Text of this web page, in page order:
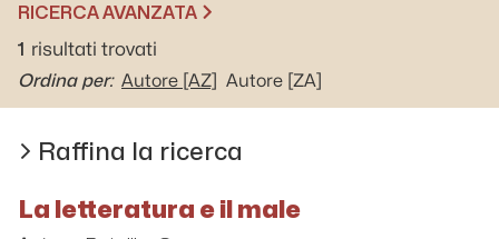
RICERCA AVANZATA
1 risultati trovati
Ordina per: Autore [AZ] Autore [ZA]
Raffina la ricerca
La letteratura e il male